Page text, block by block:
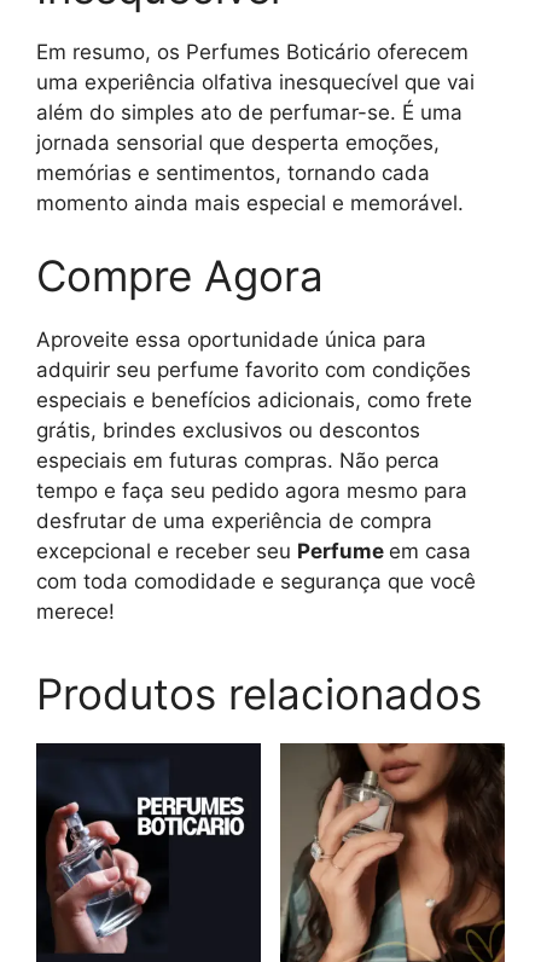
Em resumo, os Perfumes Boticário oferecem
uma experiência olfativa inesquecível que vai
além do simples ato de perfumar-se. É uma
jornada sensorial que desperta emoções,
memórias e sentimentos, tornando cada
momento ainda mais especial e memorável.
Compre Agora
Aproveite essa oportunidade única para
adquirir seu perfume favorito com condições
especiais e benefícios adicionais, como frete
grátis, brindes exclusivos ou descontos
especiais em futuras compras. Não perca
tempo e faça seu pedido agora mesmo para
desfrutar de uma experiência de compra
excepcional e receber seu Perfume em casa
com toda comodidade e segurança que você
merece!
Produtos relacionados